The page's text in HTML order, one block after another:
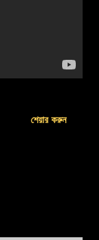
শেয়ার করুন